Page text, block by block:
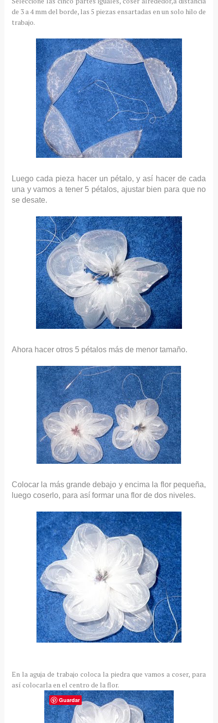
de 3 a 4 mm del borde, las 5 piezas ensartadas en un solo hilo de
trabajo.
Luego cada pieza hacer un pétalo, y así hacer de cada
una y vamos a tener 5 pétalos, ajustar bien para que no
se desate.
Ahora hacer otros 5 pétalos más de menor tamaño.
Colocar la más grande debajo y encima la flor pequeña,
luego coserlo, para así formar una flor de dos niveles.
En la aguja de trabajo coloca la piedra que vamos a coser, para
así colocarla en el centro de la flor.
Guardar